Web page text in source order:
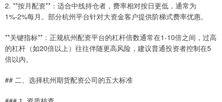
2. **按月配资**：适合中线持仓者，费率相对按日更低，通常为
1%-2%每月。部分杭州平台针对大资金客户提供阶梯式费率优惠。
**关键指标**：正规杭州配资平台的杠杆倍数通常在1-10倍之间，过高
的杠杆（如20倍以上）往往伴随更高风险，建议普通投资者控制在5
倍以内。
## 二、选择杭州期货配资公司的五大标准